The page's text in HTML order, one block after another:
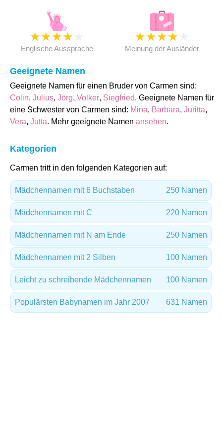
★★★★
Englische Aussprache
★★★★
Meinung der Ausländer
Geeignete Namen
Geeignete Namen für einen Bruder von Carmen sind:
Colin, Julius, Jörg, Volker, Siegfried. Geeignete Namen für
eine Schwester von Carmen sind: Mina, Barbara, Juritta,
Vera, Jutta. Mehr geeignete Namen ansehen.
Kategorien
Carmen tritt in den folgenden Kategorien auf:
Mädchennamen mit 6 Buchstaben 250 Namen
Mädchennamen mit C 220 Namen
Mädchennamen mit N am Ende 250 Namen
Mädchennamen mit 2 Silben 100 Namen
Leicht zu schreibende Mädchennamen 100 Namen
Populärsten Babynamen im Jahr 2007 631 Namen